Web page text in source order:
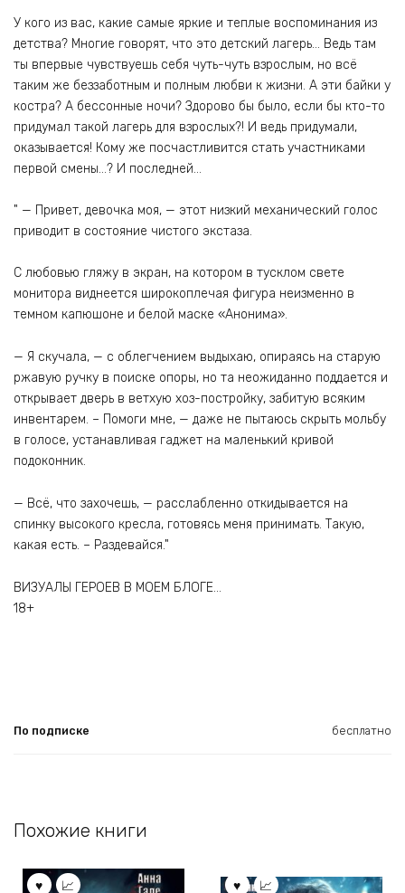
У кого из вас, какие самые яркие и теплые воспоминания из
детства? Многие говорят, что это детский лагерь… Ведь там
ты впервые чувствуешь себя чуть-чуть взрослым, но всё
таким же беззаботным и полным любви к жизни. А эти байки у
костра? А бессонные ночи? Здорово бы было, если бы кто-то
придумал такой лагерь для взрослых?! И ведь придумали,
оказывается! Кому же посчастливится стать участниками
первой смены…? И последней…
" — Привет, девочка моя, — этот низкий механический голос
приводит в состояние чистого экстаза.
С любовью гляжу в экран, на котором в тусклом свете
монитора виднеется широкоплечая фигура неизменно в
темном капюшоне и белой маске «Анонима».
— Я скучала, — с облегчением выдыхаю, опираясь на старую
ржавую ручку в поиске опоры, но та неожиданно поддается и
открывает дверь в ветхую хоз-постройку, забитую всяким
инвентарем. – Помоги мне, — даже не пытаюсь скрыть мольбу
в голосе, устанавливая гаджет на маленький кривой
подоконник.
— Всё, что захочешь, — расслабленно откидывается на
спинку высокого кресла, готовясь меня принимать. Такую,
какая есть. – Раздевайся."
ВИЗУАЛЫ ГЕРОЕВ В МОЕМ БЛОГЕ…
18+
По подписке бесплатно
Похожие книги